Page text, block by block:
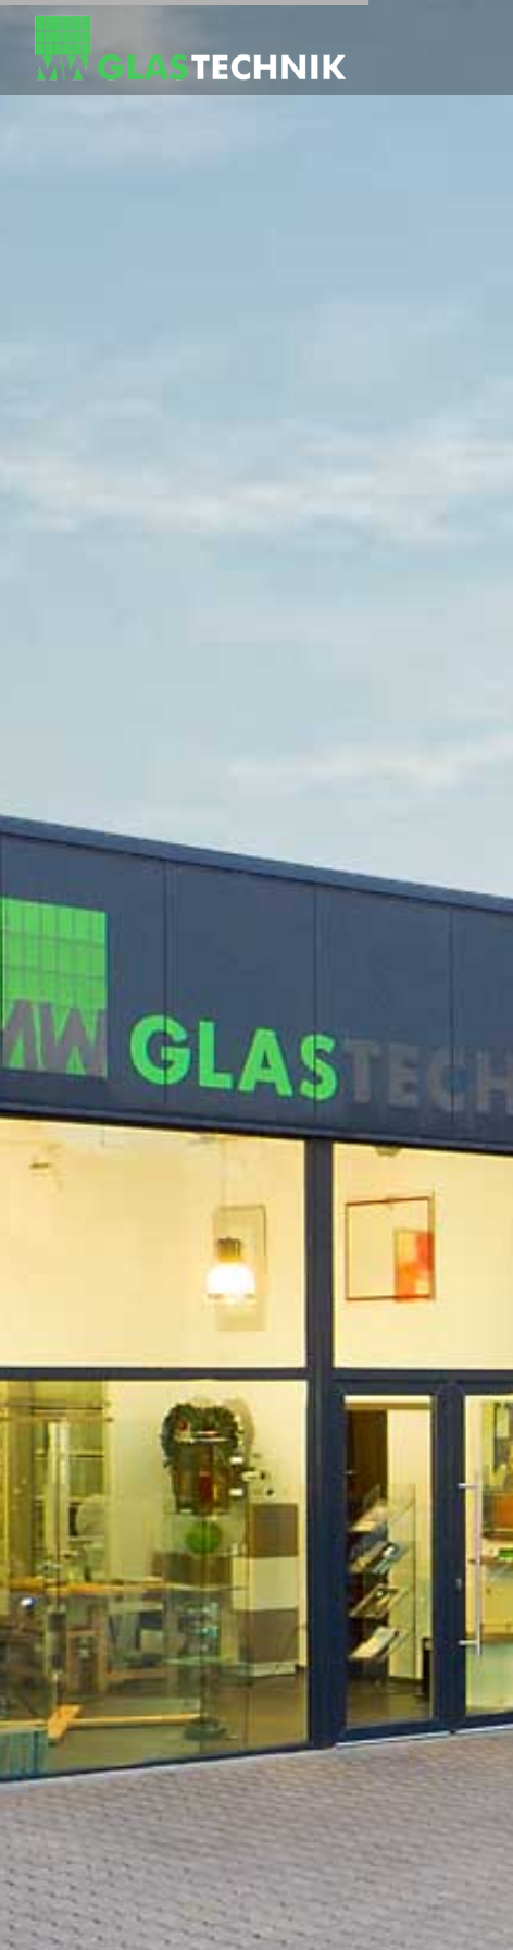
MWGLASTECHNIK-THOMAS
IMPRESSUM
Graf-Zeppelin-Ring 24
48346 Ostbevern
Telefon:
0 25 32/95 96 46 0
Telefax: